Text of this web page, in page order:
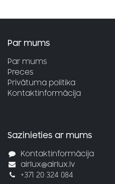
Par mums
Par mums
Preces
Privātuma politika
Kontaktinformācija
Sazinieties ar mums
Kontaktinformācija
airlux@airlux.lv
+371 20 324 084